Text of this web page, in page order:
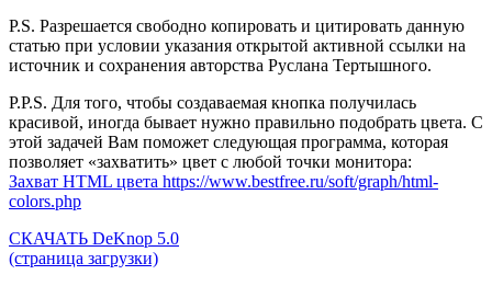
P.S. Разрешается свободно копировать и цитировать данную
статью при условии указания открытой активной ссылки на
источник и сохранения авторства Руслана Тертышного.
P.P.S. Для того, чтобы создаваемая кнопка получилась
красивой, иногда бывает нужно правильно подобрать цвета. С
этой задачей Вам поможет следующая программа, которая
позволяет «захватить» цвет с любой точки монитора:
Захват HTML цвета https://www.bestfree.ru/soft/graph/html-
colors.php
СКАЧАТЬ DeKnop 5.0
(страница загрузки)